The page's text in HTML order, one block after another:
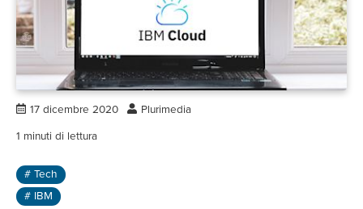
17 dicembre 2020 Plurimedia
1 minuti di lettura
# Tech
# IBM